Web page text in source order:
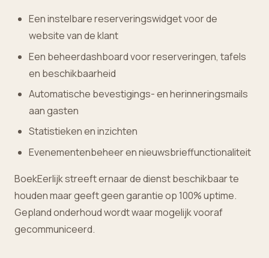
Een instelbare reserveringswidget voor de
website van de klant
Een beheerdashboard voor reserveringen, tafels
en beschikbaarheid
Automatische bevestigings- en herinneringsmails
aan gasten
Statistieken en inzichten
Evenementenbeheer en nieuwsbrieffunctionaliteit
BoekEerlijk streeft ernaar de dienst beschikbaar te
houden maar geeft geen garantie op 100% uptime.
Gepland onderhoud wordt waar mogelijk vooraf
gecommuniceerd.